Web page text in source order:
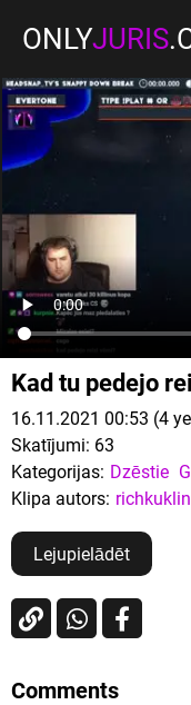
ONLYJURIS
Kad tu pedejo
16.11.2021 00:53 (4
Skatījumi: 63
Kategorijas: Dzēstie
Klipa autors:
Lejupielādēt
Comments